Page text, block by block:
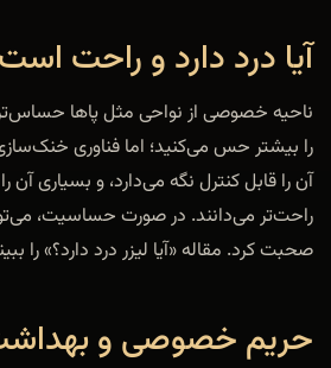
آیا درد دارد و راحت
ناحیه خصوصی از نواحی مثل پاها
را بیشتر حس می‌کنید؛ اما فناوری
آن را قابل کنترل نگه می‌دارد، و بسیاری
راحت‌تر می‌دانند. در صورت حساسیت،
صحبت کرد. مقاله «آیا لیزر درد دارد؟» را
حریم خصوصی و